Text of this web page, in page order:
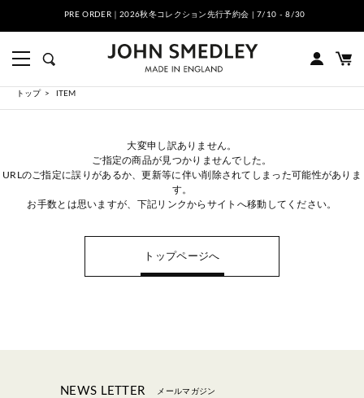
PRE ORDER｜2026秋冬コレクション先行予約会 | 7/10 - 8/30
トップ ITEM
大変申し訳ありません。
ご指定の商品が見つかりませんでした。
URLのご指定に誤りがあるか、更新等に伴い削除されてしまった可能性がありま
す。
お手数とは思いますが、下記リンクからサイトへ移動してください。
トップページへ
NEWS LETTER メールマガジン